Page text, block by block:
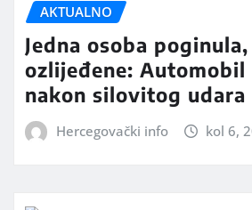
AKTUALNO
Jedna osoba
ozlijeđene: Automobil
nakon silovitog udara
Hercegovački info kol 6,